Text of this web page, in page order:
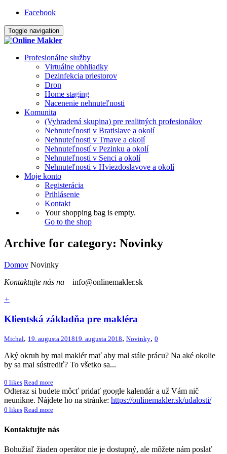
Facebook
Toggle navigation
Profesionálne služby
Virtuálne obhliadky
Dezinfekcia priestorov
Dron
Home staging
Nacenenie nehnuteľnosti
Komunita
(Vyhradená skupina) pre realitných profesionálov
Nehnuteľnosti v Bratislave a okolí
Nehnuteľnosti v Trnave a okolí
Nehnuteľností v Pezinku a okolí
Nehnuteľnosti v Senci a okolí
Nehnuteľnosti v Hviezdoslavove a okolí
Moje konto
Registerácia
Prihlásenie
Kontakt
Your shopping bag is empty.
Go to the shop
Archive for category: Novinky
Domov Novinky
Kontaktujte nás na
info@onlinemakler.sk
+
Klientská základňa pre makléra
Michal, 19. augusta 201819. augusta 2018, Novinky, 0
Aký okruh by mal maklér mať aby mal stále prácu? Na aké okolie
by sa mal sústrediť? To všetko sa...
0 likes Read more
Odteraz si budete môcť pridať google kalendár a už Vám nič
neunikne. Nájdete ho na stránke: https://onlinemakler.sk/udalosti/
0 likes Read more
Kontaktujte nás
Bohužiaľ žiaden operátor nie je dostupný, ale môžete nám poslať